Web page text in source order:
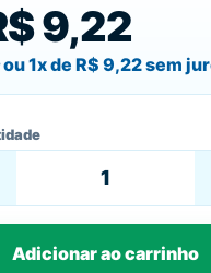
9,22
ou 1x de R$ 9,22sem
Adicionar ao carrinho